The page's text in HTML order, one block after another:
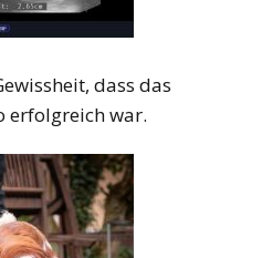
dass das
erfolgreich war.